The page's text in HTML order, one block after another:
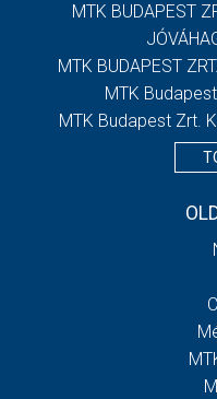
MTK BUDAPEST
MTK BUDAPEST
MTK
MTK Budapest Zrt.